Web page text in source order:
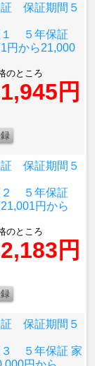
保証期間５
１ ５年保証
円から21,000
のところ
1,945円
保証期間５
２ ５年保証
円から
のところ
2,183円
保証期間５
３ ５年保証 家